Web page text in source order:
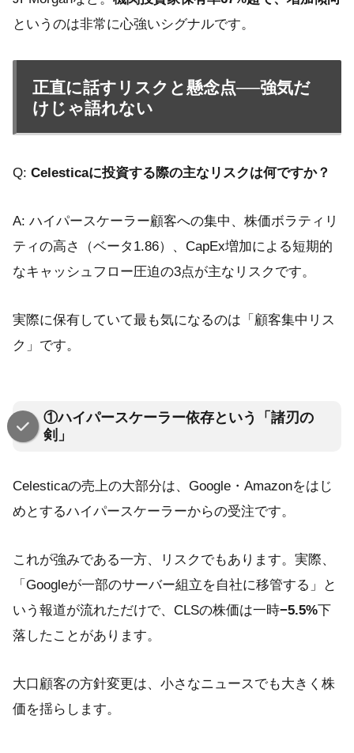
というのは非常に心強いシグナルです。
正直に話すリスクと懸念点──強気だ
けじゃ語れない
Q: Celesticaに投資する際の主なリスクは何ですか？
A: ハイパースケーラー顧客への集中、株価ボラティリ
ティの高さ（ベータ1.86）、CapEx増加による短期的
なキャッシュフロー圧迫の3点が主なリスクです。
実際に保有していて最も気になるのは「顧客集中リス
ク」です。
①ハイパースケーラー依存という「諸刃の
剣」
Celesticaの売上の大部分は、Google・Amazonをはじ
めとするハイパースケーラーからの受注です。
これが強みである一方、リスクでもあります。実際、
「Googleが一部のサーバー組立を自社に移管する」と
いう報道が流れただけで、CLSの株価は一時−5.5%下
落したことがあります。
大口顧客の方針変更は、小さなニュースでも大きく株
価を揺らします。